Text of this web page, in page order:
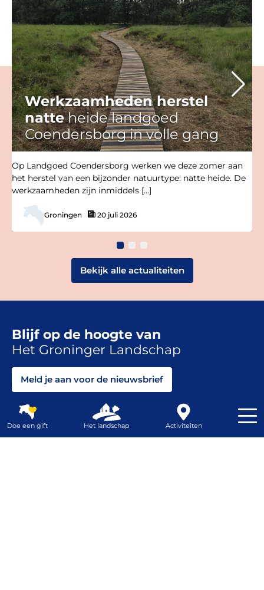
Werkzaamheden herstel
natteheide landgoed
Coendersborg in volle gang
Op Landgoed Coendersborg werken we deze zomer aan
het herstel van een bijzonder natuurtype: natte heide. De
werkzaamheden zijn inmiddels […]
Groningen 20 juli 2026
Bekijk alle actualiteiten
Blijf op de hoogte van
Het Groninger Landschap
Meld je aan voor de nieuwsbrief
Volg ons
Doe een gift Het landschap Activiteiten